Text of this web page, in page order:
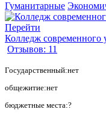
Гуманитарные
Перейти
Колледж современного
Отзывов: 11
Государственный:нет
общежитие:нет
бюджетные места:?